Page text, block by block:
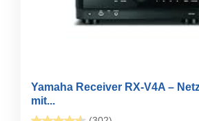
Yamaha Receiver RX-V4A –
mit...